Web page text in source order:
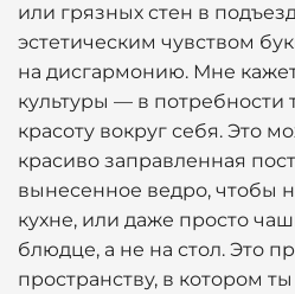
или грязных стен в
эстетическим чувством
на дисгармонию. Мне
культуры — в потребности
красоту вокруг себя. Это
красиво заправленная
вынесенное ведро, чтобы
кухне, или даже просто
блюдце, а не на стол. Это
пространству, в котором